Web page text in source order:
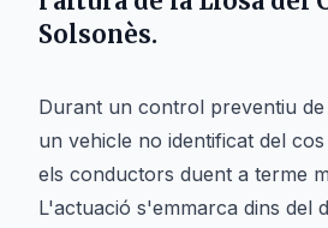
Solsonès.
Durant un control preventiu de
un vehicle no identificat del
els conductors duent a terme
L'actuació s'emmarca dins del